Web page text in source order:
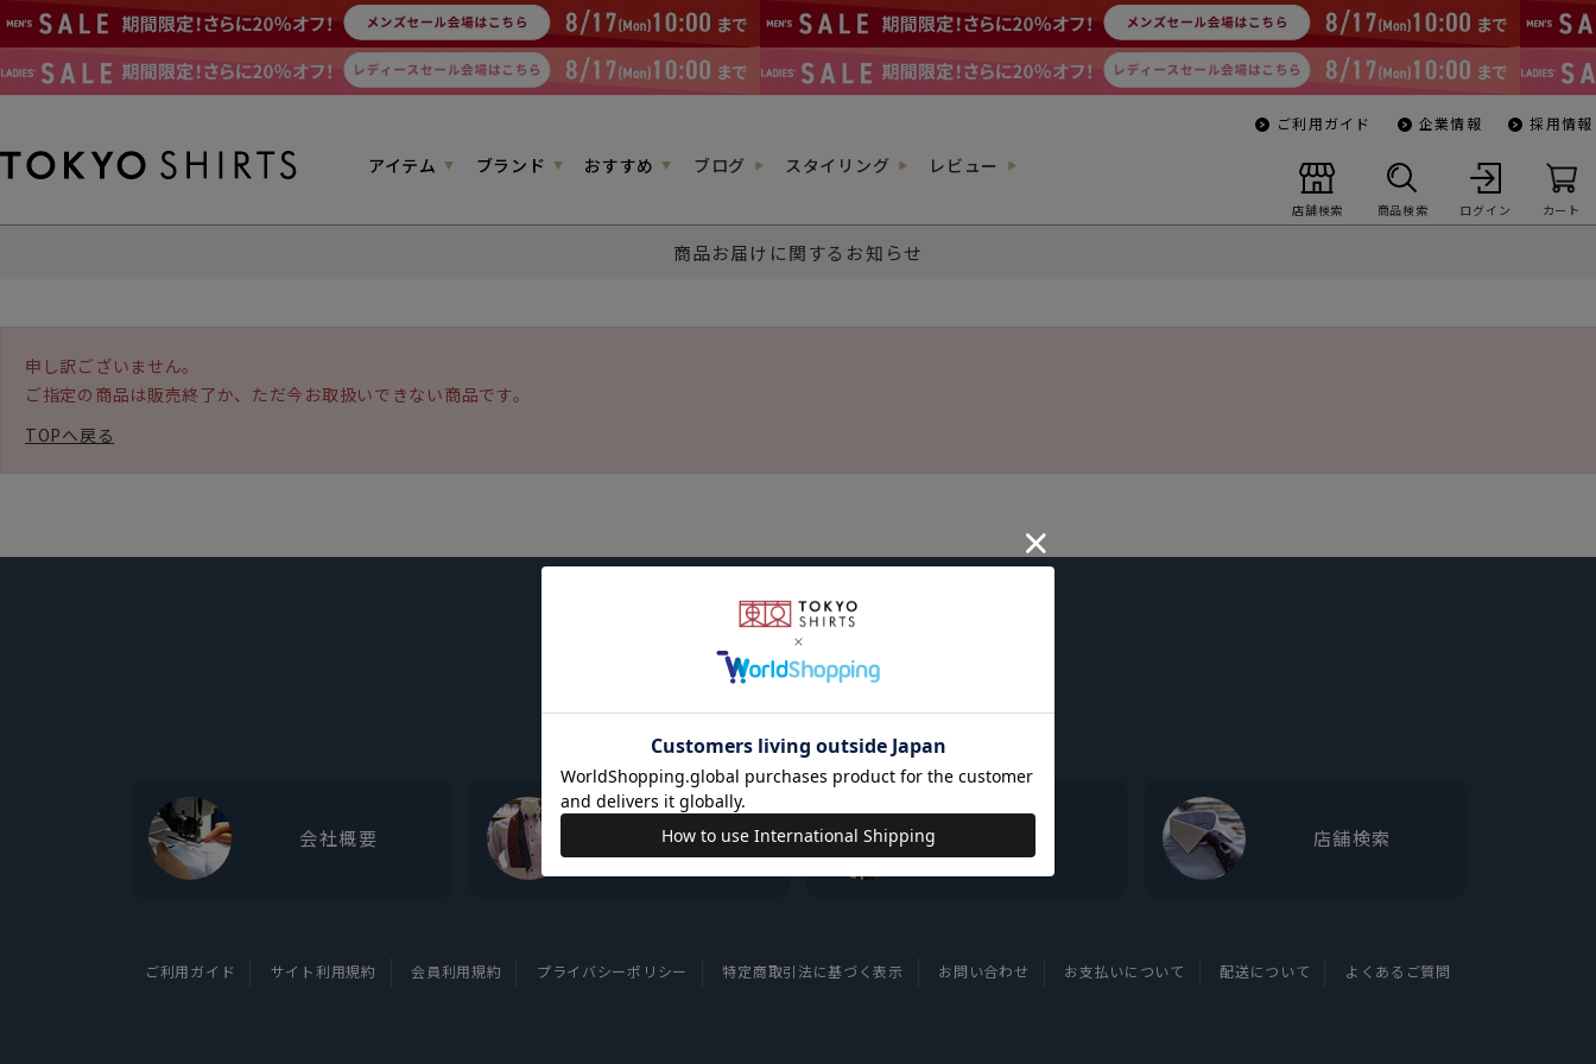
アイテム ブランド おすすめ ブログ スタイリング レビュー
ご利用ガイド 企業情報 採用情報
店舗検索 商品検索 ログイン カート
商品お届けに関するお知らせ
申し訳ございません。
ご指定の商品は販売終了か、ただ今お取扱いできない商品です。
TOPへ戻る
会社概要 東京シャツについて 店舗検索
ご利用ガイド サイト利用規約 会員利用規約 プライバシーポリシー 特定商取引法に基づく表示 お問い合わせ お支払いについて 配送について よくあるご質問